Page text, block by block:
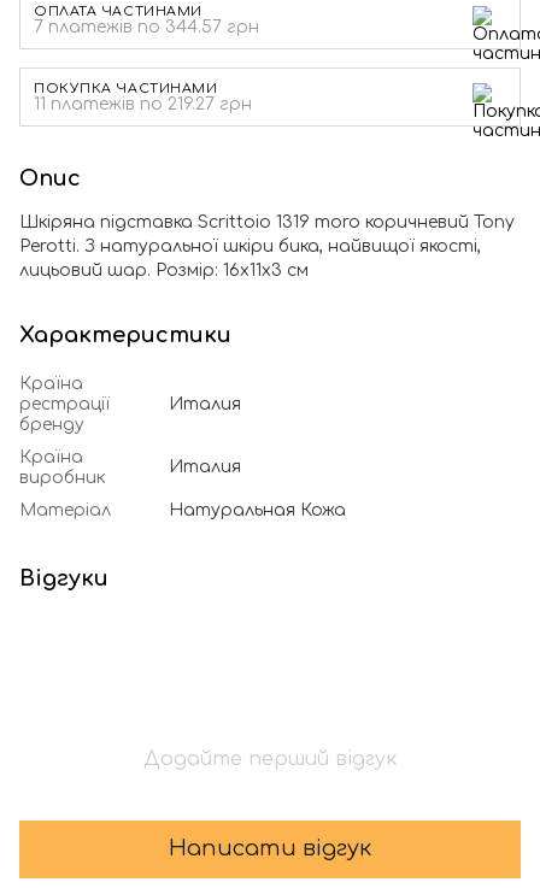
ОПЛАТА ЧАСТИНАМИ
7 платежів по 344.57 грн
ПОКУПКА ЧАСТИНАМИ
11 платежів по 219.27 грн
Опис
Шкіряна підставка Scrittoio 1319 moro коричневий Tony
Perotti. З натуральної шкіри бика, найвищої якості,
лицьовий шар. Розмір: 16х11х3 см
Характеристики
Країна
рестрації
бренду
Италия
Країна
виробник
Италия
Матеріал Натуральная Кожа
Відгуки
Додайте перший відгук
Написати відгук